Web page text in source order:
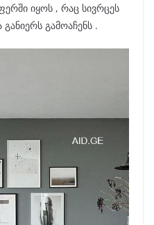
იყოს , რაც სივრცეს
გამოაჩენს .